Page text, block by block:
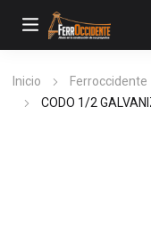
Inicio Ferroccidente
CODO 1/2